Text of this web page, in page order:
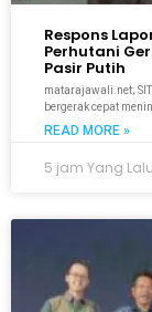
Respons
Perhutani
Pasir Putih
matarajawali.net;
bergerak cepat
READ MORE »
5 jam Yang Lalu